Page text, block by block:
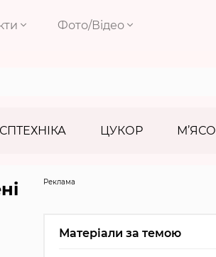
Фото/Відео
ЦУКОР М’ЯСО
Реклама
Матеріали за темою